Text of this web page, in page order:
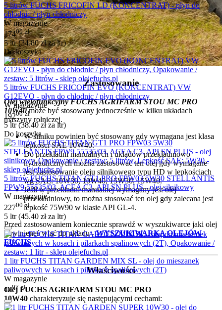
Zastosowanie
Olej wielofunkcyjny FUCHS AGRIFARM STOU MC PRO
10W40może być stosowany jednocześnie w kilku układach
maszyny rolniczej.
W silniku powinien być stosowany gdy wymagana jest klasa
lepkości SAE 10W40.
Do przekładni manualnych i układów przekładniowo
hydraulicznych można zastosować ten olej gdy wymagane
jest zastosowanie oleju silnikowego typu HD w lepkościach
wg SAE: 10W30, 10W40, 15W30, 15W40.
Jeśli w przekładni manualnej wymagany jest olej
przekładniowy, to można stosować ten olej gdy zalecana jest
lepkość 75W90 w klasie API GL-4.
Przed zastosowaniem koniecznie sprawdź w wyszukiwarce jaki olej
powinieneś wlać do układu-WYSZUKIWARKA OLEJÓW
FUCHS
Właściwości
Olej FUCHS AGRIFARM STOU MC PRO
10W40 charakteryzuje się następującymi cechami:
5 litrów FUCHS FRICOFIN LD (KONCENTRAT) - płyn do
chłodnic / płyn chłodniczy
W magazynie
17400 zł
5 ltr (34.80złza ltr)
Do koszyka
5 litrów FUCHS FRICOFIN EVO (KONCENTRAT) VW
G12EVO - płyn do chłodnic / płyn chłodniczy
W magazynie
19200 zł
5 ltr (38.40złza ltr)
Do koszyka
5 litrów FUCHS TITAN GT1 PRO FPW03 5W30 STELLANTIS
FPW9.55535/03, ACEA C3, API SN PLUS - olej silnikowy
W magazynie
22700 zł
5 ltr (45.40 złza ltr)
1 litr FUCHS TITAN GARDEN MIX SL - olej do mieszanek
paliwowych w kosach i pilarkach spalinowych (2T)
W magazynie
4297 zł